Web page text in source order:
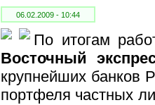
06.02.2009 - 10:44
По итогам
Восточный
крупнейших банков
портфеля частных